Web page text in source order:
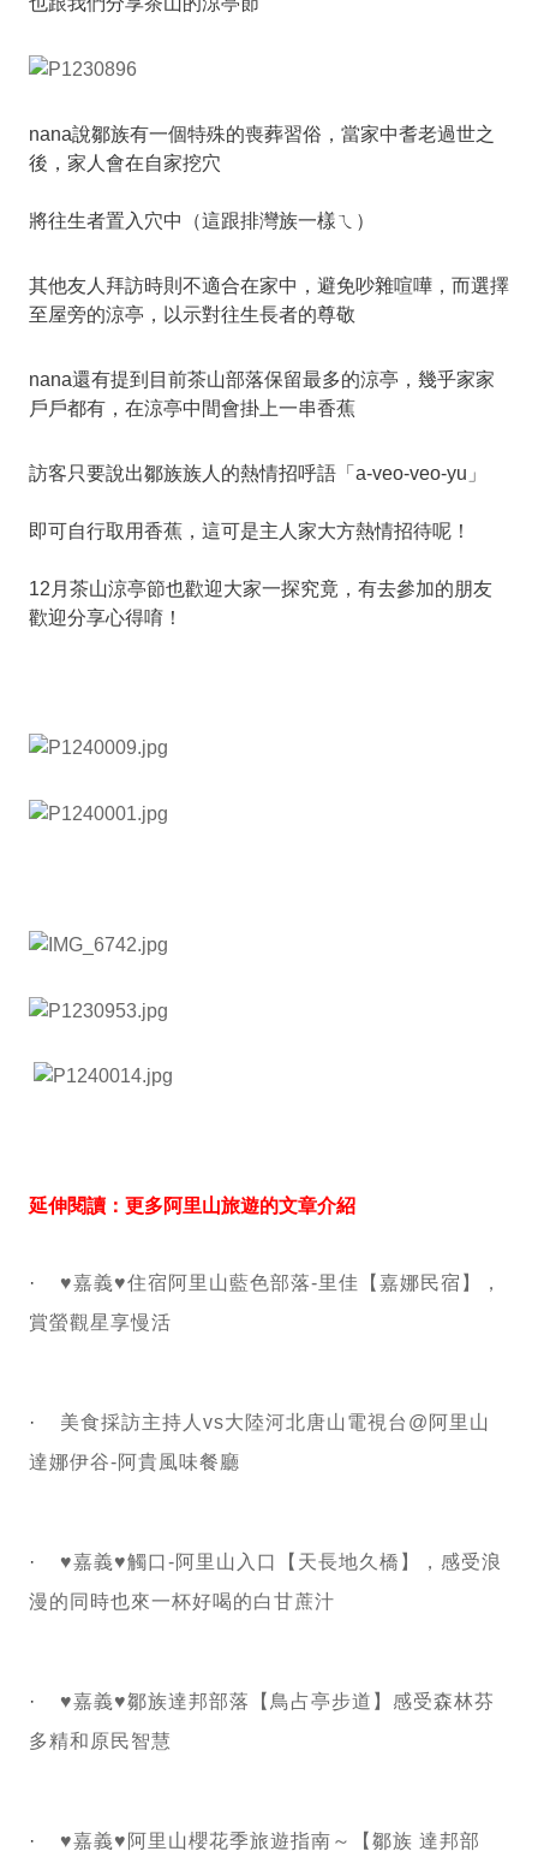
nana說鄒族有一個特殊的喪葬習俗，當家中耆老過世之
後，家人會在自家挖穴
將往生者置入穴中（這跟排灣族一樣ㄟ）
其他友人拜訪時則不適合在家中，避免吵雜喧嘩，而選擇
至屋旁的涼亭，以示對往生長者的尊敬
nana還有提到目前茶山部落保留最多的涼亭，幾乎家家
戶戶都有，在涼亭中間會掛上一串香蕉
訪客只要說出鄒族族人的熱情招呼語「a-veo-veo-yu」
即可自行取用香蕉，這可是主人家大方熱情招待呢！
12月茶山涼亭節也歡迎大家一探究竟，有去參加的朋友
歡迎分享心得唷！
延伸閱讀：更多阿里山旅遊的文章介紹
· ♥嘉義♥住宿阿里山藍色部落-里佳【嘉娜民宿】，
賞螢觀星享慢活
· 美食採訪主持人vs大陸河北唐山電視台@阿里山
達娜伊谷-阿貴風味餐廳
· ♥嘉義♥觸口-阿里山入口【天長地久橋】，感受浪
漫的同時也來一杯好喝的白甘蔗汁
· ♥嘉義♥鄒族達邦部落【鳥占亭步道】感受森林芬
多精和原民智慧
· ♥嘉義♥阿里山櫻花季旅遊指南～【鄒族 達邦部